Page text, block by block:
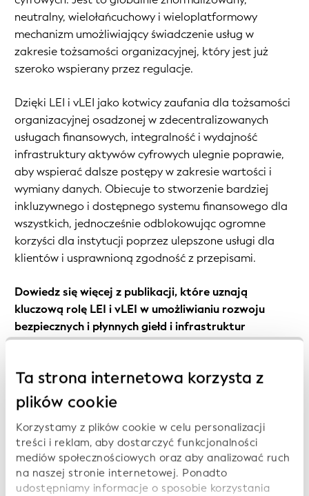
Ta strona internetowa korzysta z
plików cookie
Korzystamy z plików cookie w celu personalizacji
treści i reklam, aby dostarczyć funkcjonalności
mediów społecznościowych oraz aby analizować ruch
na naszej stronie internetowej. Ponadto
udostępniamy informacje o sposobie korzystania
neutralny, wielołańcuchowy i wieloplatformowy
mechanizm umożliwiający świadczenie usług w
zakresie tożsamości organizacyjnej, który jest już
szeroko wspierany przez regulacje.
Dzięki LEI i vLEI jako kotwicy zaufania dla tożsamości
organizacyjnej osadzonej w zdecentralizowanych
usługach finansowych, integralność i wydajność
infrastruktury aktywów cyfrowych ulegnie poprawie,
aby wspierać dalsze postępy w zakresie wartości i
wymiany danych. Obiecuje to stworzenie bardziej
inkluzywnego i dostępnego systemu finansowego dla
wszystkich, jednocześnie odblokowując ogromne
korzyści dla instytucji poprzez ulepszone usługi dla
klientów i usprawnioną zgodność z przepisami.
Dowiedz się więcej z publikacji, które uznają
kluczową rolę LEI i vLEI w umożliwianiu rozwoju
bezpiecznych i płynnych giełd i infrastruktur
aktywów cyfrowych:
Publikacje
Global Blockchain Business Council (GBBC)
101 Real-World Blockchain Use Cases